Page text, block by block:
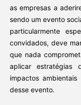
as empresas a
sendo um evento
particularmente
convidados, deve
que nada
aplicar estratégias
impactos
desse evento.